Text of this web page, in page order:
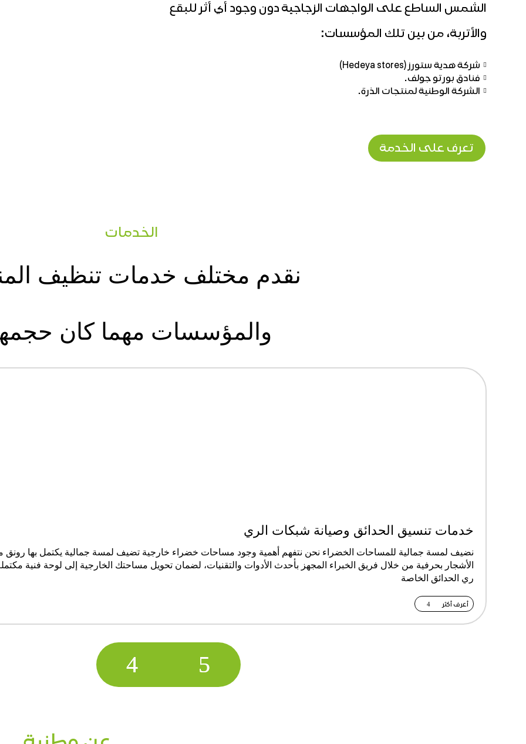
الشمس الساطع على الواجهات الزجاجية دون وجود أي أثر للبقع
والأتربة، من بين تلك المؤسسات:
 شركة هدية ستورز (Hedeya stores)
 فنادق بورتو جولف.
 الشركة الوطنية لمنتجات الذرة.
تعرف على الخدمة
الخدمات
نقدم مختلف خدمات تنظيف
والمؤسسات مهما كان
خدمات تنسيق الحدائق وصيانة شبكات الري
نضيف لمسة جمالية للمساحات الخضراء نحن نتفهم أهمية وجود مساحات خضراء خارجية تضيف لمسة جمالية يكتمل بها رونق
الأشجار بحرفية من خلال فريق الخبراء المجهز بأحدث الأدوات والتقنيات، لضمان تحويل مساحتك الخارجية إلى لوحة فنية
ري الحدائق الخاصة
أعرف أكثر